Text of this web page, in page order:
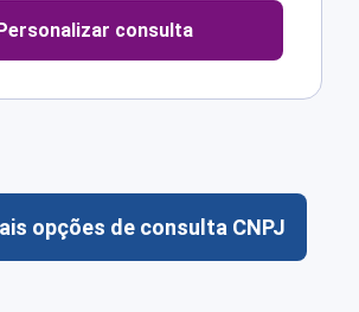
consulta
opções de consulta CNPJ